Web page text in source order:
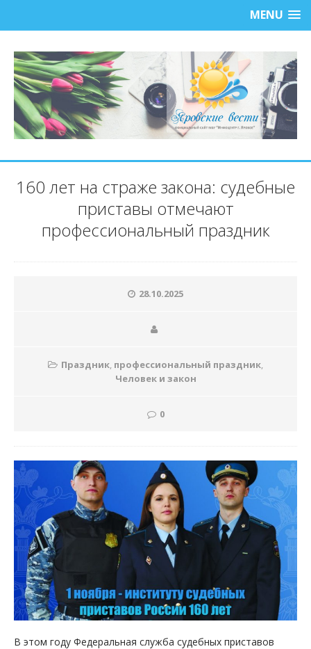
MENU
160 лет на страже закона: судебные
приставы отмечают
профессиональный праздник
28.10.2025
Праздник, профессиональный праздник,
Человек и закон
0
В этом году Федеральная служба судебных приставов